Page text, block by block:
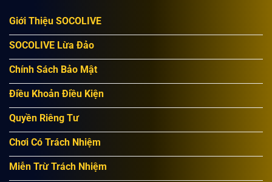
Giới Thiệu SOCOLIVE
SOCOLIVE Lừa Đảo
Chính Sách Bảo Mật
Điều Khoản Điều Kiện
Quyền Riêng Tư
Chơi Có Trách Nhiệm
Miễn Trừ Trách Nhiệm